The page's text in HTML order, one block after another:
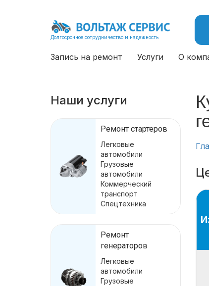
Долгосрочное сотрудничество и надежность
Запись на ремонт Услуги О
Наши услуги
Ремонт стартеров
Легковые
автомобили
Грузовые
автомобили
Коммерческий
транспорт
Спецтехника
Ремонт
генераторов
Легковые
автомобили
Грузовые